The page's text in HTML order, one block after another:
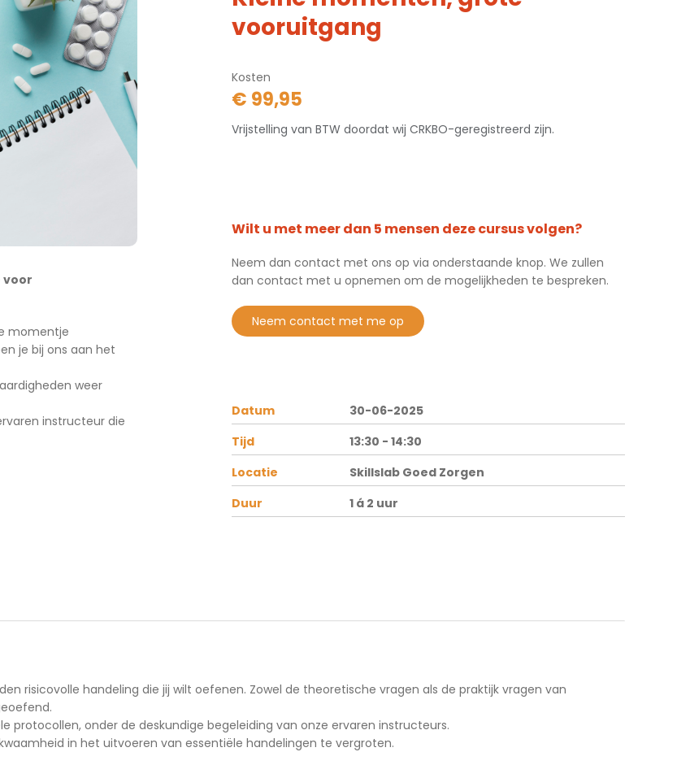
voor
momentje
je bij ons aan het
weer
instructeur die
vooruitgang
Kosten
€ 99,95
Vrijstelling van BTW doordat wij CRKBO-geregistreerd zijn.
Wilt u met meer dan 5 mensen deze cursus volgen?
Neem dan contact met ons op via onderstaande knop. We zullen
dan contact met u opnemen om de mogelijkheden te bespreken.
neem contact met me op
Datum
30-06-2025
Tijd
13:30 - 14:30
Locatie
Skillslab Goed Zorgen
Duur
1 á 2 uur
risicovolle handeling die jij wilt oefenen. Zowel de theoretische vragen als de praktijk vragen van
besproken en geoefend.
protocollen, onder de deskundige begeleiding van onze ervaren instructeurs.
in het uitvoeren van essentiële handelingen te vergroten.